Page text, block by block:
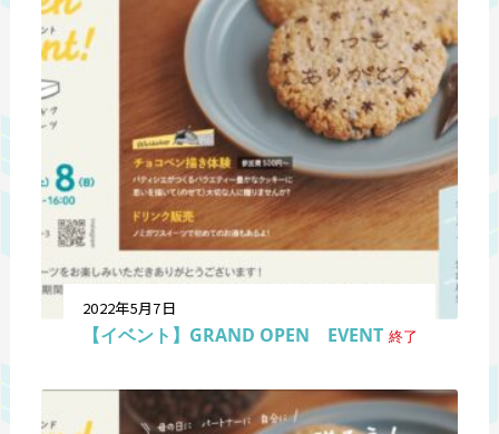
2022年5月7日
【イベント】GRAND OPEN EVENT 終了